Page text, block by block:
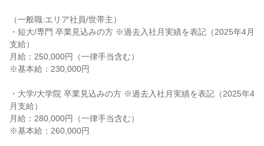
（一般職:エリア社員/世帯主）
・短大/専門 卒業見込みの方 ※過去入社月実績を表記（2025年4月
支給）
月給：250,000円（一律手当含む）
※基本給：230,000円
・大学/大学院 卒業見込みの方 ※過去入社月実績を表記（2025年4
月支給）
月給：280,000円（一律手当含む）
※基本給：260,000円